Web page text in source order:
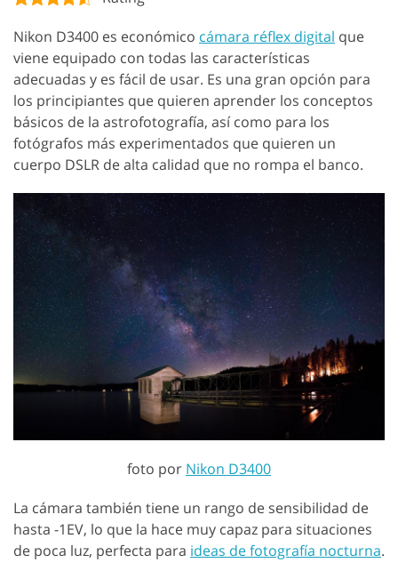
Nikon D3400 es económico cámara réflex digital que
viene equipado con todas las características
adecuadas y es fácil de usar. Es una gran opción para
los principiantes que quieren aprender los conceptos
básicos de la astrofotografía, así como para los
fotógrafos más experimentados que quieren un
cuerpo DSLR de alta calidad que no rompa el banco.
foto por Nikon D3400
La cámara también tiene un rango de sensibilidad de
hasta -1EV, lo que la hace muy capaz para situaciones
de poca luz, perfecta para ideas de fotografía nocturna.